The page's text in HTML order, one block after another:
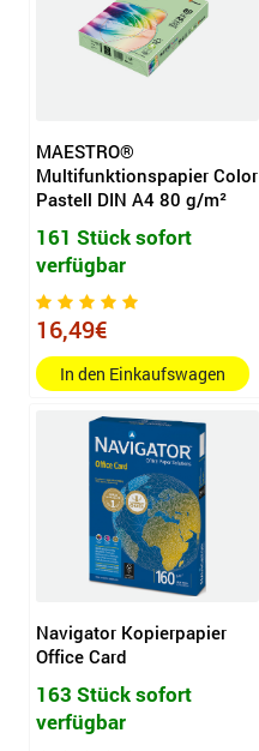
MAESTRO®
Multifunktionspapier Color
Pastell DIN A4 80 g/m²
161 Stück sofort
verfügbar
16,49€
In den Einkaufswagen
Navigator Kopierpapier
Office Card
163 Stück sofort
verfügbar